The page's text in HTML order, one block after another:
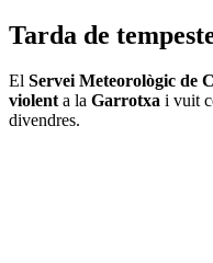
Tarda de
El Servei Meteorològic de
violenta la Garrotxa i vuit
divendres.